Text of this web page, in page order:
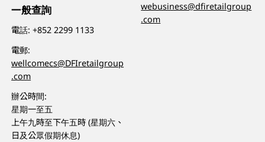
一般查詢
電話:+852 2299 1133
電郵:
wellcomecs@DFIretailgroup
.com
辦公時間:
星期一至五
上午九時至下午五時 (星期六、
日及公眾假期休息)
webusiness@dfiretailgroup
.com